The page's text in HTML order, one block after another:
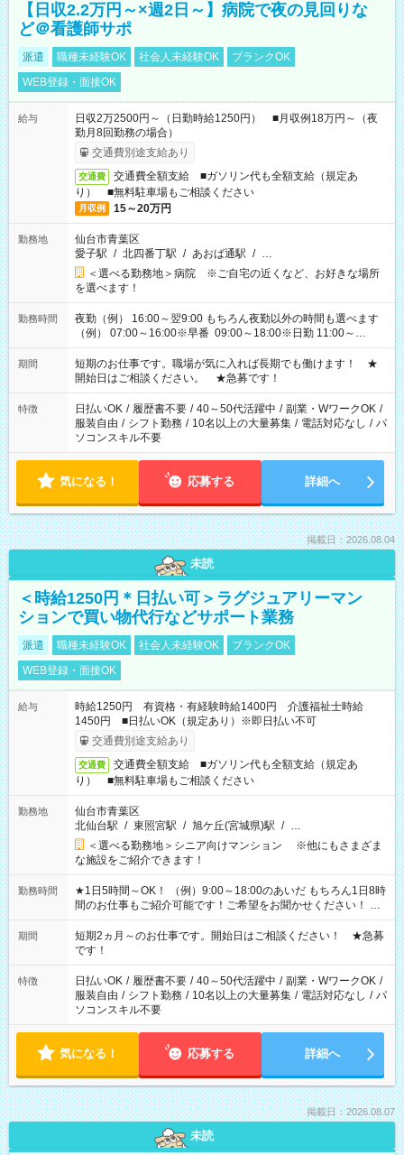
【日収2.2万円～×週2日～】病院で夜の見回りな
ど＠看護師サポ
派遣 職種未経験OK 社会人未経験OK
ブランクOK
WEB登録・面接OK
給与
日収2万2500円～（日勤時給1250円） ■月収例18万円～（夜
勤月8回勤務の場合）
交通費別途支給あり
交通費
交通費全額支給 ■ガソリン代も全額支給（規定あ
り） ■無料駐車場もご相談ください
月収例 15～20万円
勤務地
仙台市青葉区
愛子駅 / 北四番丁駅 / あおば通駅 / …
＜選べる勤務地＞病院 ※ご自宅の近くなど、お好きな場所
を選べます！
勤務時間
夜勤（例） 16:00～翌9:00 もちろん夜勤以外の時間も選べます
（例） 07:00～16:00※早番 09:00～18:00※日勤 11:00～
20:00※遅番 ※時間は、固定・選べる施設もあるので、ご希望が
あれば調整できます！ ※シフト制。勤務地により実働時間が異
なります。★家庭の都合でお休みが必要な場合も遠慮なくご相
談ください。
期間
短期のお仕事です。職場が気に入れば長期でも働けます！ ★
開始日はご相談ください。 ★急募です！
特徴 日払いOK / 履歴書不要 / 40～50代活躍中 / 副業・WワークOK /
服装自由 / シフト勤務 / 10名以上の大量募集 / 電話対応なし / パ
ソコンスキル不要
気になる！ 応募する 詳細へ
掲載日：2026.08.04
未読
＜時給1250円＊日払い可＞ラグジュアリーマン
ションで買い物代行などサポート業務
派遣 職種未経験OK 社会人未経験OK
ブランクOK
WEB登録・面接OK
給与
時給1250円 有資格・有経験時給1400円 介護福祉士時給
1450円 ■日払いOK（規定あり）※即日払い不可
交通費別途支給あり
交通費
交通費全額支給 ■ガソリン代も全額支給（規定あ
り） ■無料駐車場もご相談ください
勤務地
仙台市青葉区
北仙台駅 / 東照宮駅 / 旭ケ丘(宮城県)駅 / …
＜選べる勤務地＞シニア向けマンション ※他にもさまざま
な施設をご紹介できます！
勤務時間
★1日5時間～OK！ （例）9:00～18:00のあいだ もちろん1日8時
間のお仕事もご紹介可能です！ご希望をお聞かせください！ ★
家庭の都合でお休みが必要な場合も遠慮なくご相談ください。
※週最低15時間以上の勤務が必要です
期間
短期2ヵ月～のお仕事です。開始日はご相談ください！ ★急募
です！
特徴 日払いOK / 履歴書不要 / 40～50代活躍中 / 副業・WワークOK /
服装自由 / シフト勤務 / 10名以上の大量募集 / 電話対応なし / パ
ソコンスキル不要
気になる！ 応募する 詳細へ
掲載日：2026.08.07
未読